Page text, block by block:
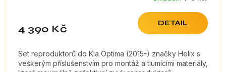
4 390 Kč DETAIL
Set reproduktorů do Kia Optima (2015-) značky Helix s
veškerým příslušenstvím pro montáž a tlumícími materiály,